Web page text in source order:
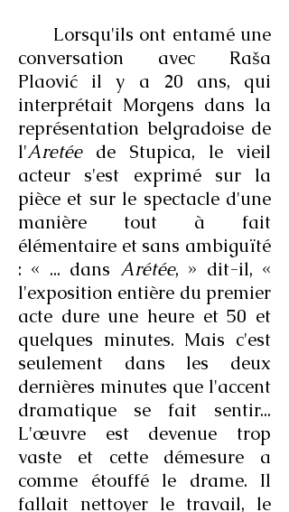
Lorsqu'ils ont entamé une
conversation avec Raša
Plaović il y a 20 ans, qui
interprétait Morgens dans la
représentation belgradoise de
l'Aretéede Stupica, le vieil
acteur s'est exprimé sur la
pièce et sur le spectacle d'une
manière tout à fait
élémentaire et sans ambiguïté
: « ... dans Arétée, » dit-il, «
l'exposition entière du premier
acte dure une heure et 50 et
quelques minutes. Mais c'est
seulement dans les deux
dernières minutes que l'accent
dramatique se fait sentir...
L'œuvre est devenue trop
vaste et cette démesure a
comme étouffé le drame. Il
fallait nettoyer le travail, le